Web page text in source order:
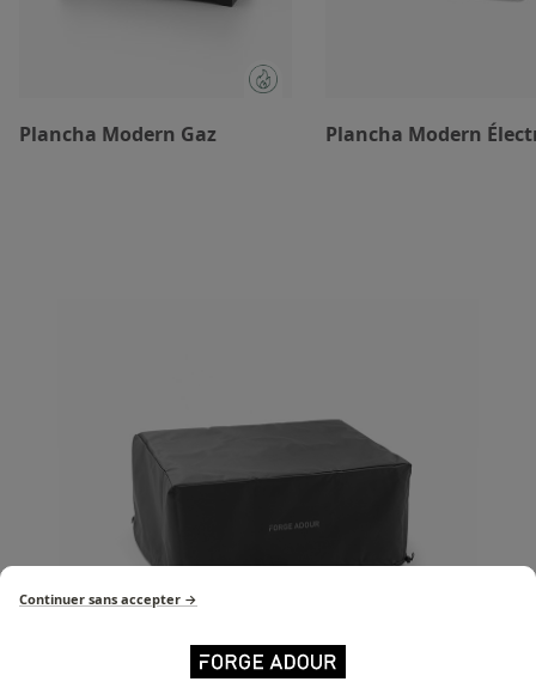
Plancha Modern Gaz Plancha Modern
Continuer sans accepter →